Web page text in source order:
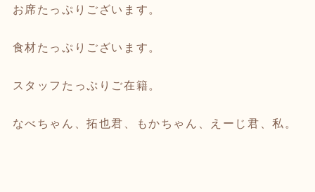
お席たっぷりございます。
食材たっぷりございます。
スタッフたっぷりご在籍。
なべちゃん、拓也君、もかちゃん、えーじ君、私。